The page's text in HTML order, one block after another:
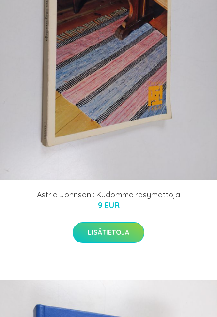
Astrid Johnson : Kudomme räsymattoja
9 EUR
LISÄTIETOJA